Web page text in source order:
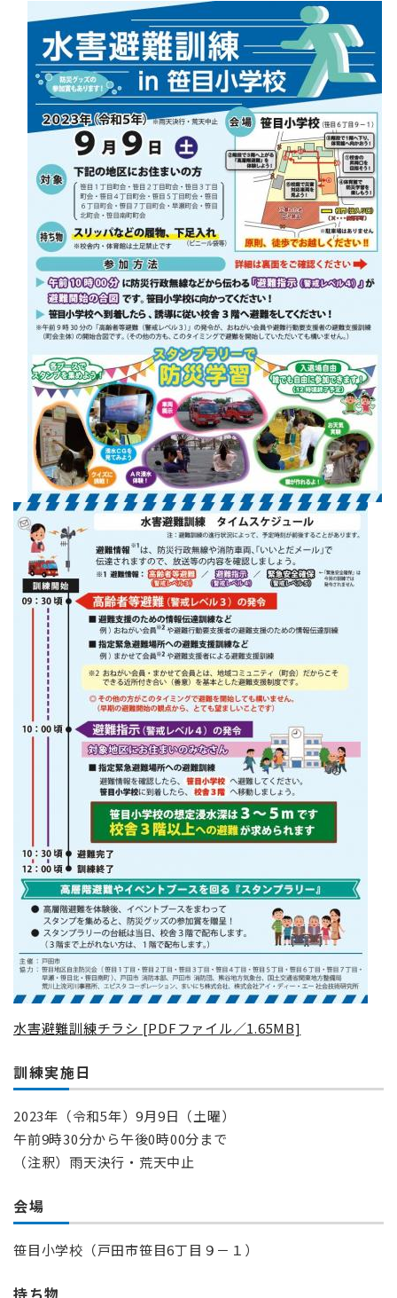
水害避難訓練チラシ [PDFファイル／1.65MB]
訓練実施日
2023年（令和5年）9月9日（土曜）
午前9時30分から午後0時00分まで
（注釈）雨天決行・荒天中止
会場
笹目小学校（戸田市笹目6丁目９－１）
持ち物